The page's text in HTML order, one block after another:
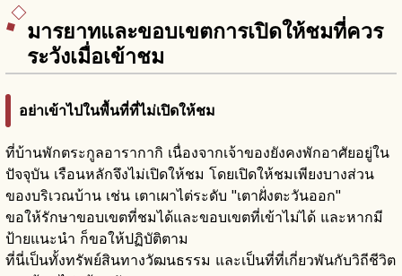
มารยาทและขอบเขตการเปิดให้ชมที่ควร
ระวังเมื่อเข้าชม
อย่าเข้าไปในพื้นที่ที่ไม่เปิดให้ชม
ที่บ้านพักตระกูลอารากากิ เนื่องจากเจ้าของยังคงพักอาศัยอยู่ใน
ปัจจุบัน เรือนหลักจึงไม่เปิดให้ชม โดยเปิดให้ชมเพียงบางส่วน
ของบริเวณบ้าน เช่น เตาเผาไต่ระดับ "เตาฝั่งตะวันออก"
ขอให้รักษาขอบเขตที่ชมได้และขอบเขตที่เข้าไม่ได้ และหากมี
ป้ายแนะนำ ก็ขอให้ปฏิบัติตาม
ที่นี่เป็นทั้งทรัพย์สินทางวัฒนธรรม และเป็นที่ที่เกี่ยวพันกับวิถีชีวิต